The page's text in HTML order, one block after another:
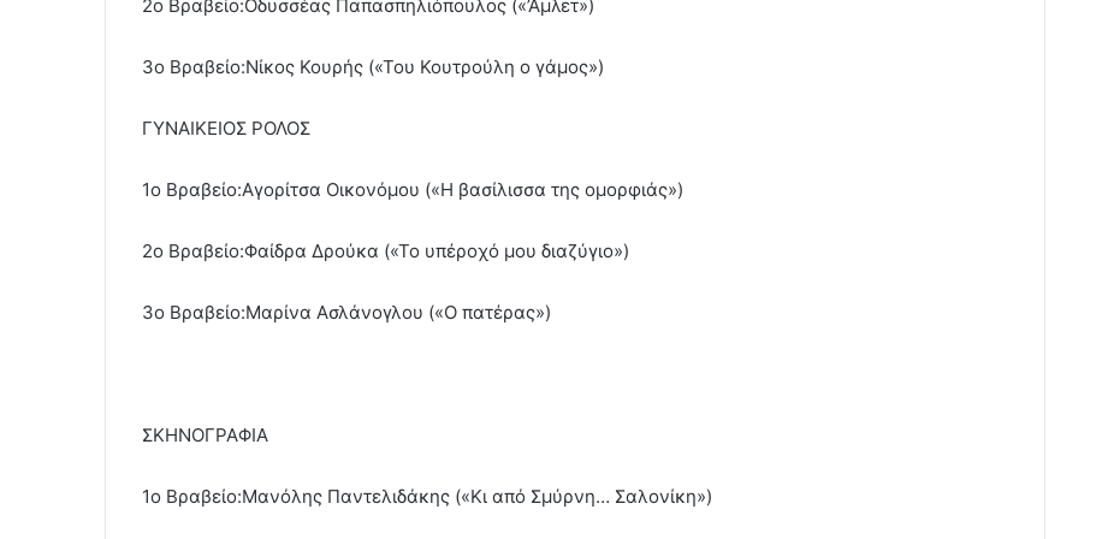
2ο Βραβείο:Οδυσσέας Παπασπηλιόπουλος («’Αμλετ»)
3ο Βραβείο:Νίκος Κουρής («Του Κουτρούλη ο γάμος»)
ΓΥΝΑΙΚΕΙΟΣ ΡΟΛΟΣ
1ο Βραβείο:Αγορίτσα Οικονόμου («Η βασίλισσα της ομορφιάς»)
2ο Βραβείο:Φαίδρα Δρούκα («Το υπέροχό μου διαζύγιο»)
3ο Βραβείο:Μαρίνα Ασλάνογλου («Ο πατέρας»)
ΣΚΗΝΟΓΡΑΦΙΑ
1ο Βραβείο:Μανόλης Παντελιδάκης («Κι από Σμύρνη… Σαλονίκη»)